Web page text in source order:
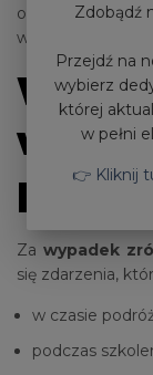
oraz
w przyszłości.
pracy
Za wypadek
się zdarzenia,
w czasie
podczas
Zdobądź
Przejdź na
wybierz
której
w pełni
👉 Kliknij